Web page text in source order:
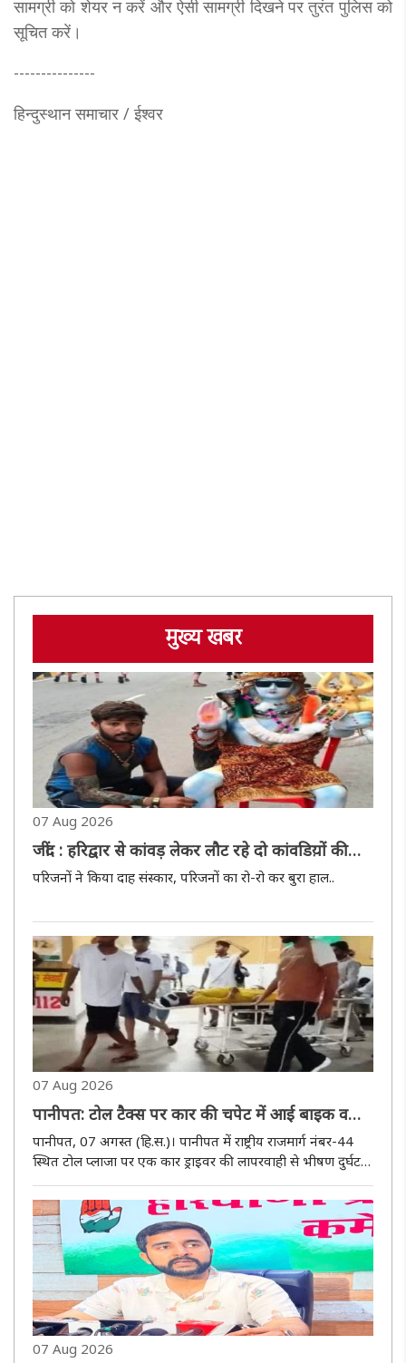
सामग्री को शेयर न करें और ऐसी सामग्री दिखने पर तुरंत पुलिस को
सूचित करें।
---------------
हिन्दुस्थान समाचार / ईश्वर
मुख्य खबर
07 Aug 2026
जींद : हरिद्वार से कांवड़ लेकर लौट रहे दो कांवडिय़ों की
मौत
परिजनों ने किया दाह संस्कार, परिजनों का रो-रो कर बुरा हाल..
07 Aug 2026
पानीपत: टोल टैक्स पर कार की चपेट में आई बाइक व
स्कूटी, एक की माैत चार घायल
पानीपत, 07 अगस्त (हि.स.)। पानीपत में राष्ट्रीय राजमार्ग नंबर-44
स्थित टोल प्लाजा पर एक कार ड्राइवर की लापरवाही से भीषण दुर्घटना
किया, जिससे पीछे आ रही बाइक और स्कूटी उसकी चपेट में आ ..
07 Aug 2026